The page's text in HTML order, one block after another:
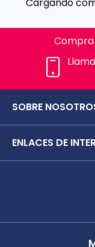
SOBRE
Preguntas frecuentes
Políticas y términos
Términos y
Separata digital
ENLACES DE
Secretaría de Salud